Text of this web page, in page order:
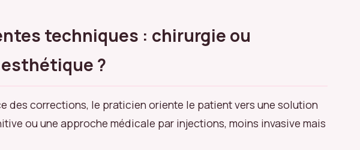
techniques : chirurgie ou
?
des corrections, le praticien oriente le patient vers une solution
ou une approche médicale par injections, moins invasive mais